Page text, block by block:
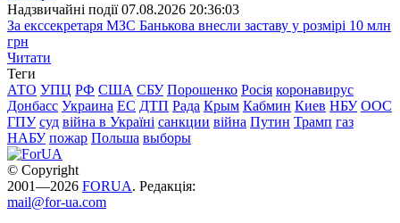
Надзвичайні події 07.08.2026 20:36:03
За екссекретаря МЗС Банькова внесли заставу у розмірі 10 млн
грн
Читати
Теги
АТО УПЦ РФ США СБУ Порошенко Росія коронавирус
Донбасс Украина ЕС ДТП Рада Крым Кабмин Киев НБУ ООС
ГПУ суд війна в Україні санкции війна Путин Трамп газ
НАБУ пожар Польша выборы
© Copyright
2001—2026 FORUA. Редакція:
mail@for-ua.com